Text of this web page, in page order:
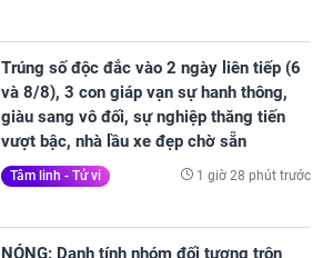
Trúng số độc đắc vào 2 ngày liên tiếp (6
và 8/8), 3 con giáp vạn sự hanh thông,
giàu sang vô đối, sự nghiệp thăng tiến
vượt bậc, nhà lầu xe đẹp chờ sẵn
Tâm linh - Tử vi 1 giờ 28 phút trước
NÓNG: Danh tính nhóm đối tượng trộn